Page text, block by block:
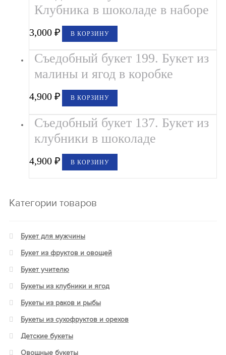
Клубника в шоколаде в наборе
3,000₽ В КОРЗИНУ
Съедобный букет 199. Букет из
малины и ягод в коробке
4,900₽ В КОРЗИНУ
Съедобный букет 137. Букет из
клубники в шоколаде
4,900₽ В КОРЗИНУ
Категории товаров
Букет для мужчины
Букет из фруктов и овощей
Букет учителю
Букеты из клубники и ягод
Букеты из раков и рыбы
Букеты из сухофруктов и орехов
Детские букеты
Овощные букеты